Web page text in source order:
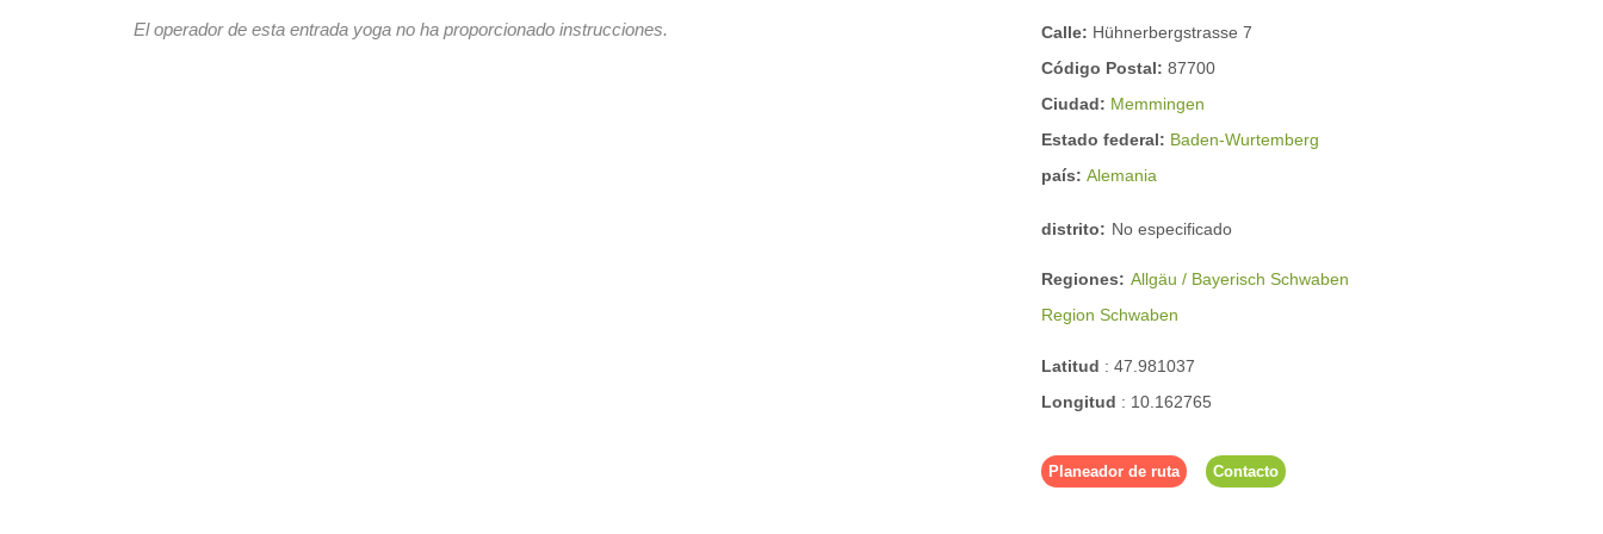
El operador de esta entrada yoga no ha proporcionado instrucciones. Calle: Hühnerbergstrasse 7
Código Postal:87700
Ciudad: Memmingen
Estado federal: Baden-Wurtemberg
país:Alemania
distrito: No especificado
Regiones: Allgäu / Bayerisch Schwaben
Region Schwaben
Latitud :47.981037
Longitud : 10.162765
Planeador de ruta Contacto